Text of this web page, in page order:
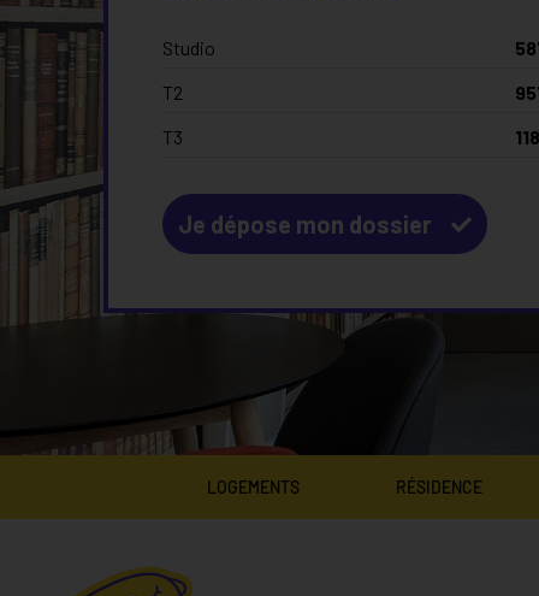
Studio
T2
T3
Je dépose mon dossier
LOGEMENTS RÉSIDENCE